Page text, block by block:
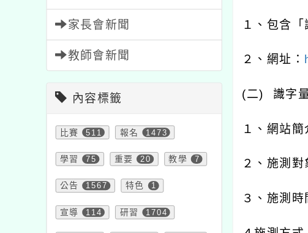
家長會新聞
教師會新聞
內容標籤
比賽 511 報名 1473
學習 75 重要 20 教學 7
公告 1567 特色 1
宣導 114 研習 1704
１、包含
２、網址：
(二) 識字
１、網站
２、施測對
３、施測時